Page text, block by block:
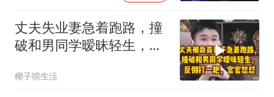
丈夫失业妻急着跑路，撞
破和男同学暧昧轻生，反
椰子唠生活